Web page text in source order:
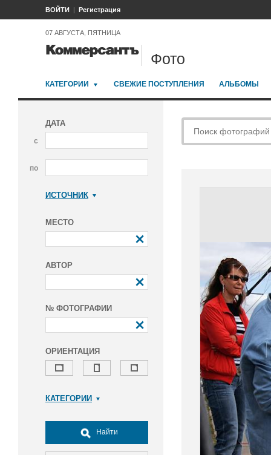
ВОЙТИ Регистрация
07 АВГУСТА, ПЯТНИЦА
Фото
КАТЕГОРИИ СВЕЖИЕ ПОСТУПЛЕНИЯ АЛЬБОМЫ
ДАТА
с
по
ИСТОЧНИК
МЕСТО
АВТОР
№ ФОТОГРАФИИ
ОРИЕНТАЦИЯ
КАТЕГОРИИ
Досуг, туризм и отдых
Культура
Найти